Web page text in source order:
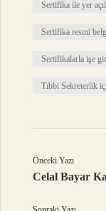
Sertifika ile yer
Sertifika resmi
Sertifikalarla işe
Tıbbi Sekreterlik
Önceki Yazı
Celal Bayar